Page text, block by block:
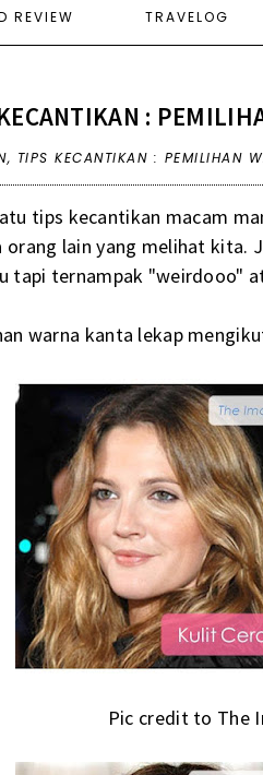
REVIEW TRAVELOG
:
, TIPS KECANTIKAN : PEMILIHAN
tips kecantikan macam
lain yang melihat kita.
tapi ternampak "weirdooo"
warna kanta lekap
Pic credit to The